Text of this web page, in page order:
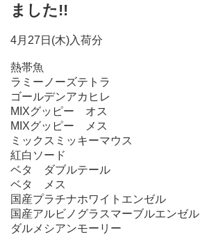
ました!!
4月27日(木)入荷分
熱帯魚
ラミーノーズテトラ
ゴールデンアカヒレ
MIXグッピー オス
MIXグッピー メス
ミックスミッキーマウス
紅白ソード
ベタ ダブルテール
ベタ メス
国産プラチナホワイトエンゼル
国産アルビノグラスマーブルエンゼル
ダルメシアンモーリー